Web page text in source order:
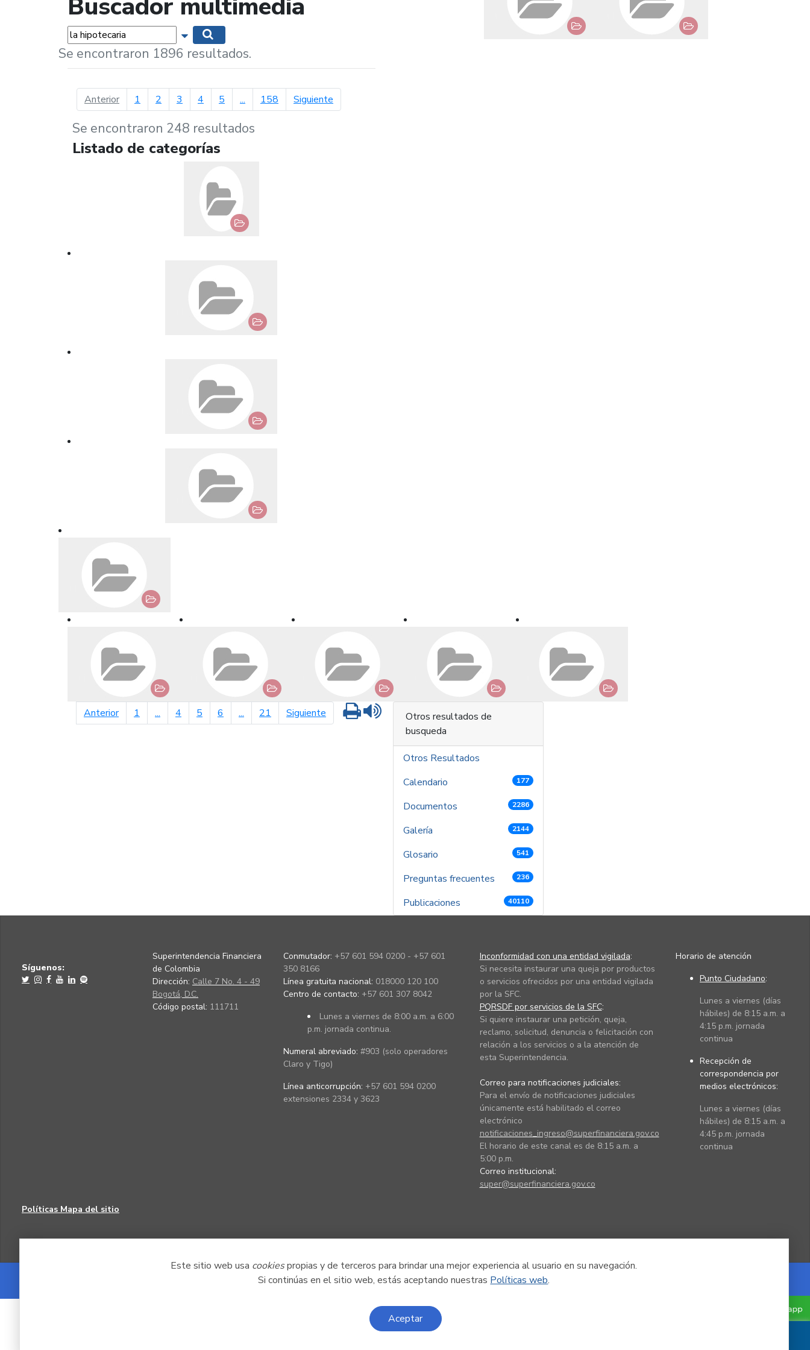
Este sitio web usa cookiespropias y de terceros para brindar una mejor experiencia al usuario en su navegación.
Si continúas en el sitio web, estás aceptando nuestras Políticas web.
Aceptar
Buscador multimedia
Palabras... Mostrar opciones de búsqueda
Se encontraron 1896 resultados.
Anteriorpágina anterior
1 2 3 4 5 ... 158 Siguientepágina siguiente
Se encontraron 248 resultados
Listado de categorías
Anteriorpágina anterior
1 ... 4 5 6 ... 21 Siguientepágina siguiente
Imprimir
Otros resultados de
busqueda
Otros Resultados
Calendario
177
Documentos 2286
Galería 2144
Glosario 541
Preguntas frecuentes 236
Publicaciones 40110
Síguenos:
Superintendencia Financiera
de Colombia
Dirección: Calle 7 No. 4 - 49
Bogotá, D.C.
Código postal: 111711
Conmutador: +57 601 594 0200 - +57 601
350 8166
Línea gratuita nacional: 018000 120 100
Centro de contacto: +57 601 307 8042
Lunes a viernes de 8:00 a.m. a 6:00
p.m. jornada continua.
Numeral abreviado: #903 (solo operadores
Claro y Tigo)
Línea anticorrupción: +57 601 594 0200
extensiones 2334 y 3623
Inconformidad con una entidad vigilada:
Si necesita instaurar una queja por productos
o servicios ofrecidos por una entidad vigilada
por la SFC.
PQRSDF por servicios de la SFC:
Si quiere instaurar una petición, queja,
reclamo, solicitud, denuncia o felicitación con
relación a los servicios o a la atención de
esta Superintendencia.
Correo para notificaciones judiciales:
Para el envío de notificaciones judiciales
únicamente está habilitado el correo
electrónico
notificaciones_ingreso@superfinanciera.gov.co
El horario de este canal es de 8:15 a.m. a
5:00 p.m.
Correo institucional:
super@superfinanciera.gov.co
Horario de atención
Punto Ciudadano:
Lunes a viernes (días
hábiles) de 8:15 a.m. a
4:15 p.m. jornada
continua
Recepción de
correspondencia por
medios electrónicos:
Lunes a viernes (días
hábiles) de 8:15 a.m. a
4:45 p.m. jornada
continua
Políticas Mapa del sitio
Powered by Nexura